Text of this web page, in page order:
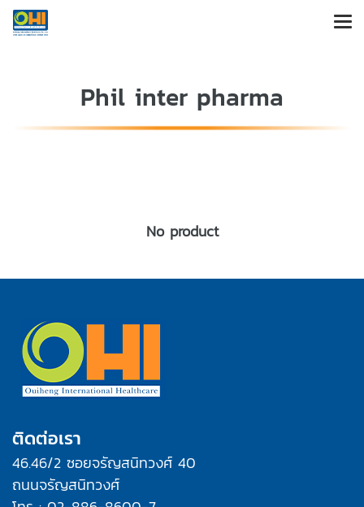
Phil inter pharma
No product
ติดต่อเรา
46.46/2 ซอยจรัญสนิทวงศ์ 40
ถนนจรัญสนิทวงศ์